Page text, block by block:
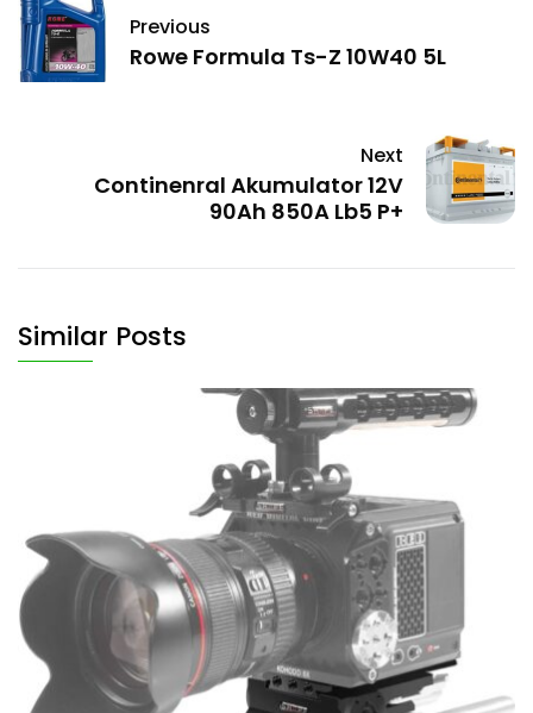
Previous
Rowe Formula Ts-Z 10W40 5L
Next
Continenral Akumulator 12V
90Ah 850A Lb5 P+
Similar Posts